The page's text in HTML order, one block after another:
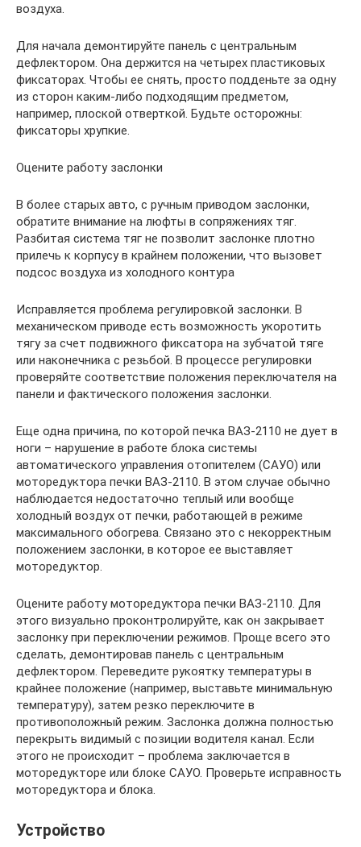
воздуха.
Для начала демонтируйте панель с центральным
дефлектором. Она держится на четырех пластиковых
фиксаторах. Чтобы ее снять, просто подденьте за одну
из сторон каким-либо подходящим предметом,
например, плоской отверткой. Будьте осторожны:
фиксаторы хрупкие.
Оцените работу заслонки
В более старых авто, с ручным приводом заслонки,
обратите внимание на люфты в сопряжениях тяг.
Разбитая система тяг не позволит заслонке плотно
прилечь к корпусу в крайнем положении, что вызовет
подсос воздуха из холодного контура
Исправляется проблема регулировкой заслонки. В
механическом приводе есть возможность укоротить
тягу за счет подвижного фиксатора на зубчатой тяге
или наконечника с резьбой. В процессе регулировки
проверяйте соответствие положения переключателя на
панели и фактического положения заслонки.
Еще одна причина, по которой печка ВАЗ-2110 не дует в
ноги – нарушение в работе блока системы
автоматического управления отопителем (САУО) или
моторедуктора печки ВАЗ-2110. В этом случае обычно
наблюдается недостаточно теплый или вообще
холодный воздух от печки, работающей в режиме
максимального обогрева. Связано это с некорректным
положением заслонки, в которое ее выставляет
моторедуктор.
Оцените работу моторедуктора печки ВАЗ-2110. Для
этого визуально проконтролируйте, как он закрывает
заслонку при переключении режимов. Проще всего это
сделать, демонтировав панель с центральным
дефлектором. Переведите рукоятку температуры в
крайнее положение (например, выставьте минимальную
температуру), затем резко переключите в
противоположный режим. Заслонка должна полностью
перекрыть видимый с позиции водителя канал. Если
этого не происходит – проблема заключается в
моторедукторе или блоке САУО. Проверьте исправность
моторедуктора и блока.
Устройство